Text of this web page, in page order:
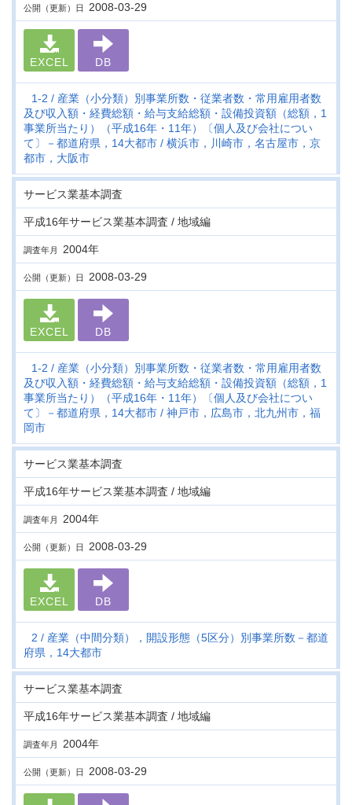
公開（更新）日 2008-03-29
EXCEL DB
1-2
産業（小分類）別事業所数・従業者数・常用雇用者数
及び収入額・経費総額・給与支給総額・設備投資額（総額，1
事業所当たり）（平成16年・11年）〔個人及び会社につい
て〕－都道府県，14大都市
横浜市，川崎市，名古屋市，京
都市，大阪市
サービス業基本調査
平成16年サービス業基本調査 / 地域編
調査年月 2004年
公開（更新）日 2008-03-29
EXCEL DB
1-2
産業（小分類）別事業所数・従業者数・常用雇用者数
及び収入額・経費総額・給与支給総額・設備投資額（総額，1
事業所当たり）（平成16年・11年）〔個人及び会社につい
て〕－都道府県，14大都市
神戸市，広島市，北九州市，福
岡市
サービス業基本調査
平成16年サービス業基本調査 / 地域編
調査年月 2004年
公開（更新）日 2008-03-29
EXCEL DB
2
産業（中間分類），開設形態（5区分）別事業所数－都道
府県，14大都市
サービス業基本調査
平成16年サービス業基本調査 / 地域編
調査年月 2004年
公開（更新）日 2008-03-29